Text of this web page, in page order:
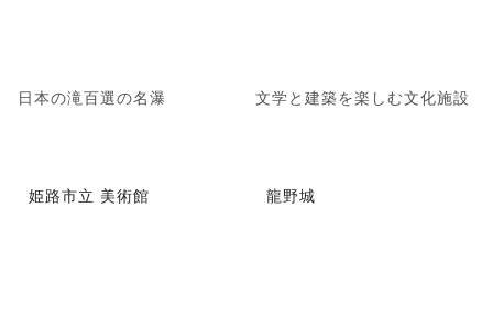
日本の滝百選の名瀑 文学と建築を楽しむ文化施設
姫路市立 美術館 龍野城